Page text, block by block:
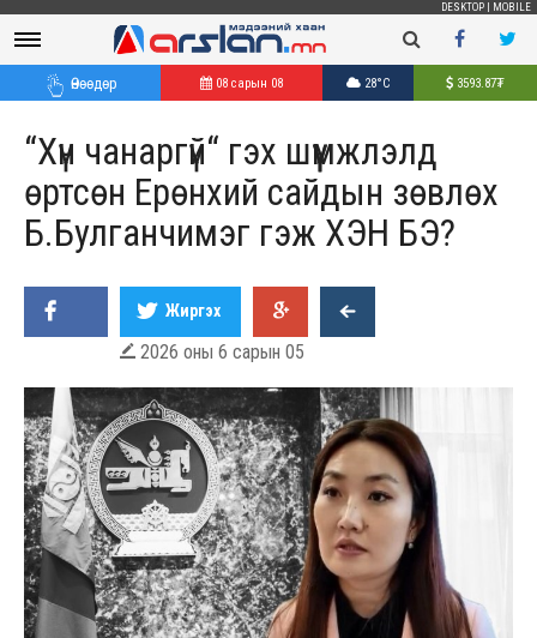
DESKTOP MOBILE
Өнөөдөр 08 сарын 08 28°C 3593.87₮
“Хүн чанаргүй“ гэх шүүмжлэлд
өртсөн Ерөнхий сайдын зөвлөх
Б.Булганчимэг гэж ХЭН БЭ?
Жиргэх
 2026 оны 6 сарын 05